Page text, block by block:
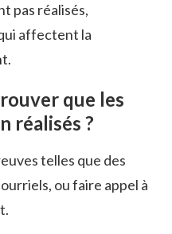
pas réalisés,
affectent la
que les
réalisés ?
telles que des
ou faire appel à